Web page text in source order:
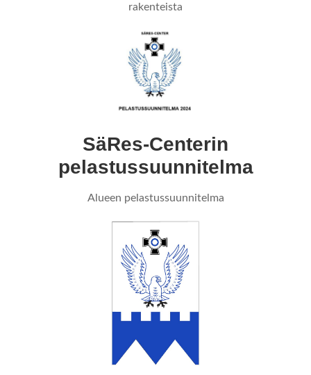
rakenteista
SäRes-Centerin
pelastussuunnitelma
Alueen pelastussuunnitelma